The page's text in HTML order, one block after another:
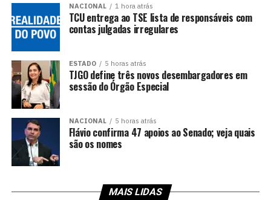
NACIONAL 1 hora atrás
TCU entrega ao TSE lista de responsáveis com
contas julgadas irregulares
ESTADO 5 horas atrás
TJGO define três novos desembargadores em
sessão do Órgão Especial
NACIONAL 5 horas atrás
Flávio confirma 47 apoios ao Senado; veja quais
são os nomes
MAIS LIDAS